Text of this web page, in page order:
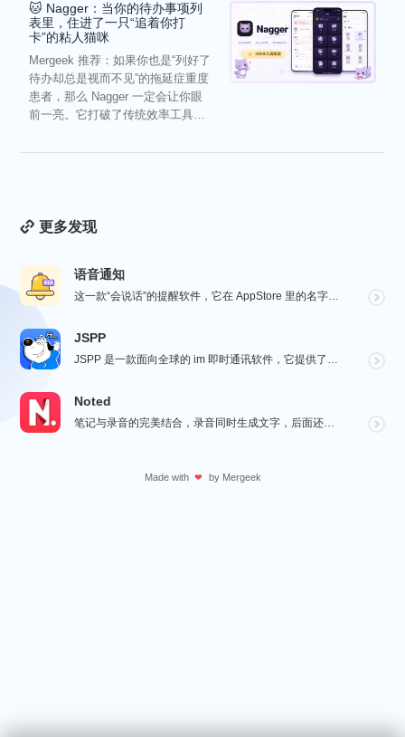
🐱 Nagger：当你的待办事项列
表里，住进了一只“追着你打
卡”的粘人猫咪
Mergeek 推荐：如果你也是“列好了
待办却总是视而不见”的拖延症重度
患者，那么 Nagger 一定会让你眼
前一亮。它打破了传统效率工具冰
更多发现
语音通知
这一款“会说话”的提醒软件，它在 AppStore 里的名字很直白，就叫做“语音通知”！因为它的核心...
JSPP
JSPP 是一款面向全球的 im 即时通讯软件，它提供了安全、稳定、高效的通讯服务，免费音视频通话，...
Noted
笔记与录音的完美结合，录音同时生成文字，后面还会记录下一个时间戳，可以凭着这个时间直接跳转重温，笔记...
Made with ❤ by Mergeek